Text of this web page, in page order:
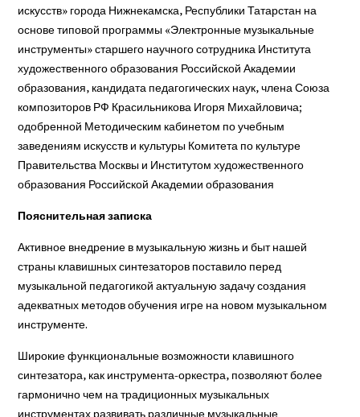
искусств» города Нижнекамска, Республики Татарстан на
основе типовой программы «Электронные музыкальные
инструменты» старшего научного сотрудника Института
художественного образования Российской Академии
образования, кандидата педагогических наук, члена Союза
композиторов РФ Красильникова Игоря Михайловича;
одобренной Методическим кабинетом по учебным
заведениям искусств и культуры Комитета по культуре
Правительства Москвы и Институтом художественного
образования Российской Академии образования
Пояснительная записка
Активное внедрение в музыкальную жизнь и быт нашей
страны клавишных синтезаторов поставило перед
музыкальной педагогикой актуальную задачу создания
адекватных методов обучения игре на новом музыкальном
инструменте.
Широкие функциональные возможности клавишного
синтезатора, как инструмента-оркестра, позволяют более
гармонично чем на традиционных музыкальных